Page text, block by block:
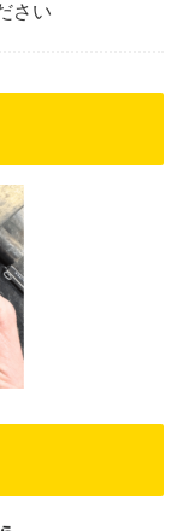
さい